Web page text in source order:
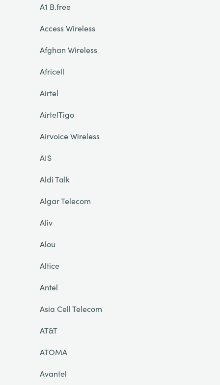
A1 B.free
Access Wireless
Afghan Wireless
Africell
Airtel
AirtelTigo
Airvoice Wireless
AIS
Aldi Talk
Algar Telecom
Aliv
Alou
Altice
Antel
Asia Cell Telecom
AT&T
ATOMA
Avantel